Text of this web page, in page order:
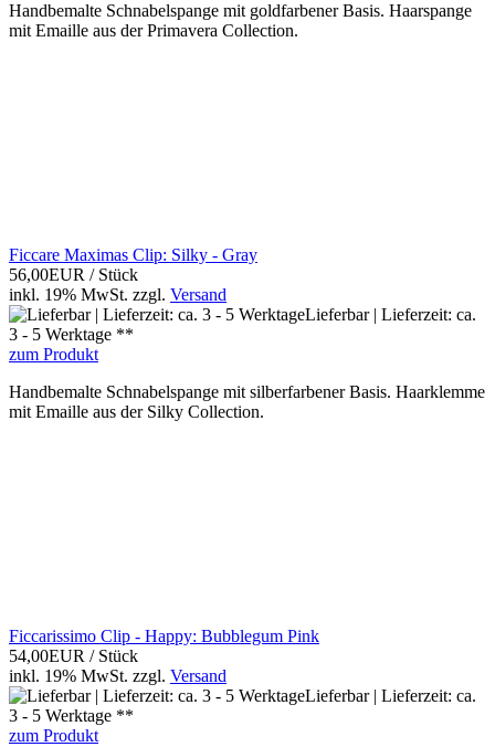
Handbemalte Schnabelspange mit goldfarbener Basis. Haarspange
mit Emaille aus der Primavera Collection.
Ficcare Maximas Clip: Silky - Gray
56,00EUR / Stück
inkl. 19% MwSt. zzgl. Versand
Lieferbar | Lieferzeit: ca.
3 - 5 Werktage **
zum Produkt
Handbemalte Schnabelspange mit silberfarbener Basis. Haarklemme
mit Emaille aus der Silky Collection.
Ficcarissimo Clip - Happy: Bubblegum Pink
54,00EUR / Stück
inkl. 19% MwSt. zzgl. Versand
Lieferbar | Lieferzeit: ca.
3 - 5 Werktage **
zum Produkt